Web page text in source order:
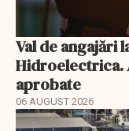
Val de angajări
Hidroelectrica.
aprobate
06 AUGUST 2026